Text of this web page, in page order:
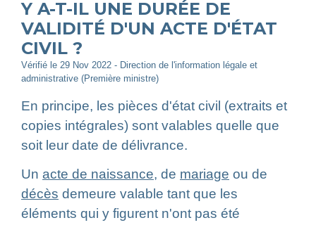
Y A-T-IL UNE DURÉE DE
VALIDITÉ D'UN ACTE D'ÉTAT
CIVIL ?
Vérifié le 29 Nov 2022 - Direction de l'information légale et
administrative (Première ministre)
En principe, les pièces d'état civil (extraits et
copies intégrales) sont valables quelle que
soit leur date de délivrance.
Un acte de naissance, de mariage ou de
décès demeure valable tant que les
éléments qui y figurent n'ont pas été